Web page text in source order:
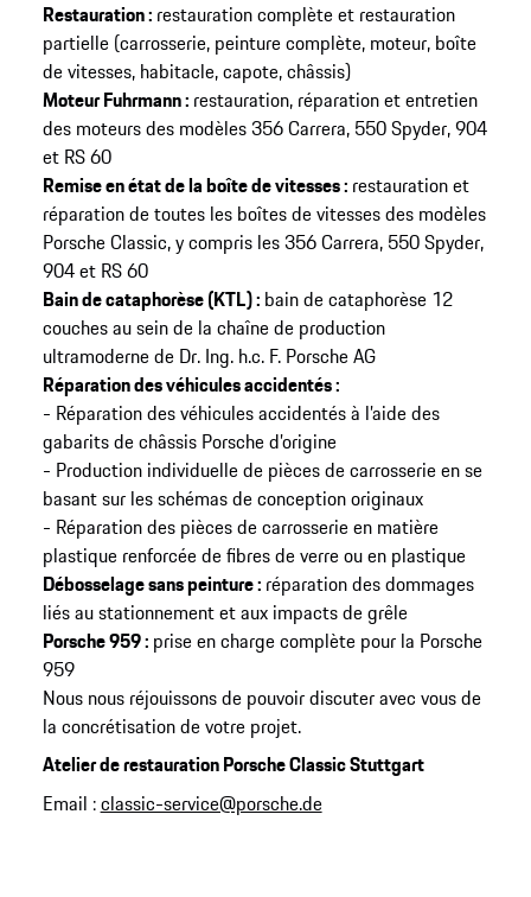
Restauration : restauration complète et restauration
partielle (carrosserie, peinture complète, moteur, boîte
de vitesses, habitacle, capote, châssis)
Moteur Fuhrmann : restauration, réparation et entretien
des moteurs des modèles 356 Carrera, 550 Spyder, 904
et RS 60
Remise en état de la boîte de vitesses : restauration et
réparation de toutes les boîtes de vitesses des modèles
Porsche Classic, y compris les 356 Carrera, 550 Spyder,
904 et RS 60
Bain de cataphorèse (KTL) : bain de cataphorèse 12
couches au sein de la chaîne de production
ultramoderne de Dr. Ing. h.c. F. Porsche AG
Réparation des véhicules accidentés :
- Réparation des véhicules accidentés à l’aide des
gabarits de châssis Porsche d’origine
- Production individuelle de pièces de carrosserie en se
basant sur les schémas de conception originaux
- Réparation des pièces de carrosserie en matière
plastique renforcée de fibres de verre ou en plastique
Débosselage sans peinture : réparation des dommages
liés au stationnement et aux impacts de grêle
Porsche 959 : prise en charge complète pour la Porsche
959
Nous nous réjouissons de pouvoir discuter avec vous de
la concrétisation de votre projet.
Atelier de restauration Porsche Classic Stuttgart
Email :classic-service@porsche.de